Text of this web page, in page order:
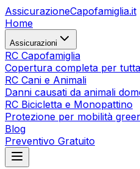
AssicurazioneCapofamiglia.it
Home
Assicurazioni
RC Capofamiglia
Copertura completa per
RC Cani e Animali
Danni causati da animali
RC Bicicletta e Monopattino
Protezione per mobilità
Blog
Preventivo Gratuito